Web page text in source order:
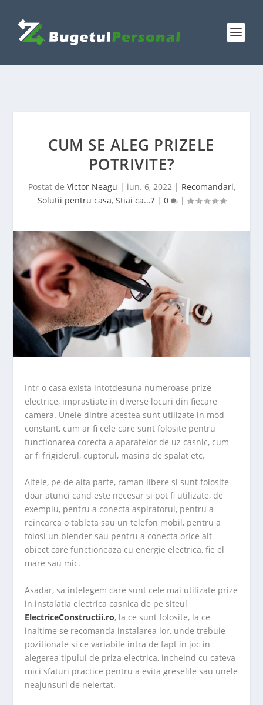
CUM SE ALEG PRIZELE
POTRIVITE?
Postat de Victor Neagu | iun. 6, 2022| Recomandari,
Solutii pentru casa, Stiai ca...?| 0 |
Intr-o casa exista intotdeauna numeroase prize
electrice, imprastiate in diverse locuri din fiecare
camera. Unele dintre acestea sunt utilizate in mod
constant, cum ar fi cele care sunt folosite pentru
functionarea corecta a aparatelor de uz casnic, cum
ar fi frigiderul, cuptorul, masina de spalat etc.
Altele, pe de alta parte, raman libere si sunt folosite
doar atunci cand este necesar si pot fi utilizate, de
exemplu, pentru a conecta aspiratorul, pentru a
reincarca o tableta sau un telefon mobil, pentru a
folosi un blender sau pentru a conecta orice alt
obiect care functioneaza cu energie electrica, fie el
mare sau mic.
Asadar, sa intelegem care sunt cele mai utilizate prize
in instalatia electrica casnica de pe siteul
ElectriceConstructii.ro, la ce sunt folosite, la ce
inaltime se recomanda instalarea lor, unde trebuie
pozitionate si ce variabile intra de fapt in joc in
alegerea tipului de priza electrica, incheind cu cateva
mici sfaturi practice pentru a evita greselile sau unele
neajunsuri de neiertat.